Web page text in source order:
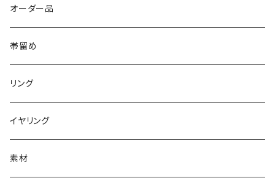
オーダー品
帯留め
リング
イヤリング
素材